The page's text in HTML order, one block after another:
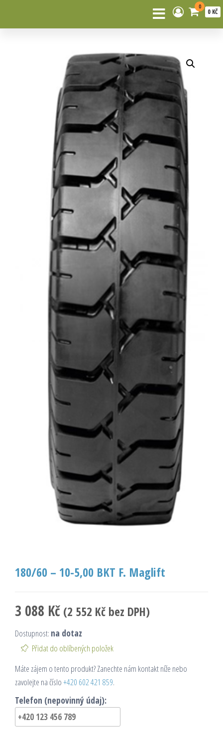
0
0 KČ
180/60 – 10-5,00 BKT F. Maglift
3 088 Kč (2 552 Kč bez DPH)
Dostupnost: na dotaz
Přidat do oblíbených položek
Máte zájem o tento produkt? Zanechte nám kontakt níže nebo
zavolejte na číslo+420 602 421 859.
Telefon (nepovinný údaj):